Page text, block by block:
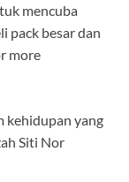
mencuba
pack besar dan
more
kehidupan yang
Siti Nor